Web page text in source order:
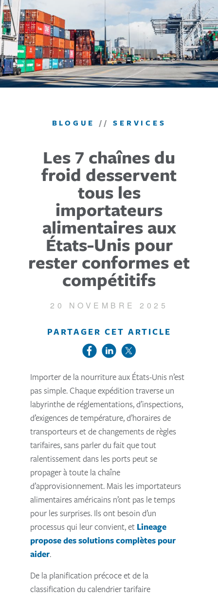
BLOGUE //SERVICES
Les 7 chaînes du
froid desservent
tous les
importateurs
alimentaires aux
États-Unis pour
rester conformes et
compétitifs
20 NOVEMBRE 2025
PARTAGER CET ARTICLE
Importer de la nourriture aux États-Unis n’est
pas simple. Chaque expédition traverse un
labyrinthe de réglementations, d’inspections,
d’exigences de température, d’horaires de
transporteurs et de changements de règles
tarifaires, sans parler du fait que tout
ralentissement dans les ports peut se
propager à toute la chaîne
d’approvisionnement. Mais les importateurs
alimentaires américains n’ont pas le temps
pour les surprises. Ils ont besoin d’un
processus qui leur convient, et Lineage
propose des solutions complètes pour
aider.
De la planification précoce et de la
classification du calendrier tarifaire